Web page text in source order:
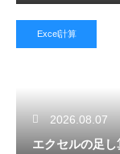
Excel計算
2026.08.07
エクセルの足